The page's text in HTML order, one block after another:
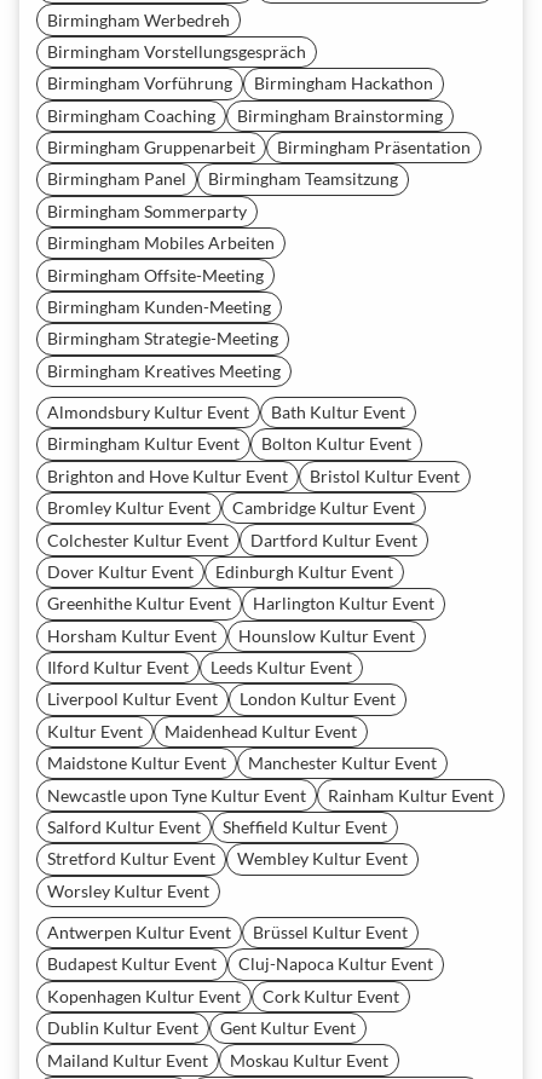
Birmingham Werbedreh
Birmingham Vorstellungsgespräch
Birmingham Vorführung
Birmingham Hackathon
Birmingham Coaching
Birmingham Brainstorming
Birmingham Gruppenarbeit
Birmingham Präsentation
Birmingham Panel
Birmingham Teamsitzung
Birmingham Sommerparty
Birmingham Mobiles Arbeiten
Birmingham Offsite-Meeting
Birmingham Kunden-Meeting
Birmingham Strategie-Meeting
Birmingham Kreatives Meeting
Almondsbury Kultur Event
Bath Kultur Event
Birmingham Kultur Event
Bolton Kultur Event
Brighton and Hove Kultur Event
Bristol Kultur Event
Bromley Kultur Event
Cambridge Kultur Event
Colchester Kultur Event
Dartford Kultur Event
Dover Kultur Event
Edinburgh Kultur Event
Greenhithe Kultur Event
Harlington Kultur Event
Horsham Kultur Event
Hounslow Kultur Event
Ilford Kultur Event
Leeds Kultur Event
Liverpool Kultur Event
London Kultur Event
Kultur Event
Maidenhead Kultur Event
Maidstone Kultur Event
Manchester Kultur Event
Newcastle upon Tyne Kultur Event
Rainham Kultur Event
Salford Kultur Event
Sheffield Kultur Event
Stretford Kultur Event
Wembley Kultur Event
Worsley Kultur Event
Antwerpen Kultur Event
Brüssel Kultur Event
Budapest Kultur Event
Cluj-Napoca Kultur Event
Kopenhagen Kultur Event
Cork Kultur Event
Dublin Kultur Event
Gent Kultur Event
Mailand Kultur Event
Moskau Kultur Event